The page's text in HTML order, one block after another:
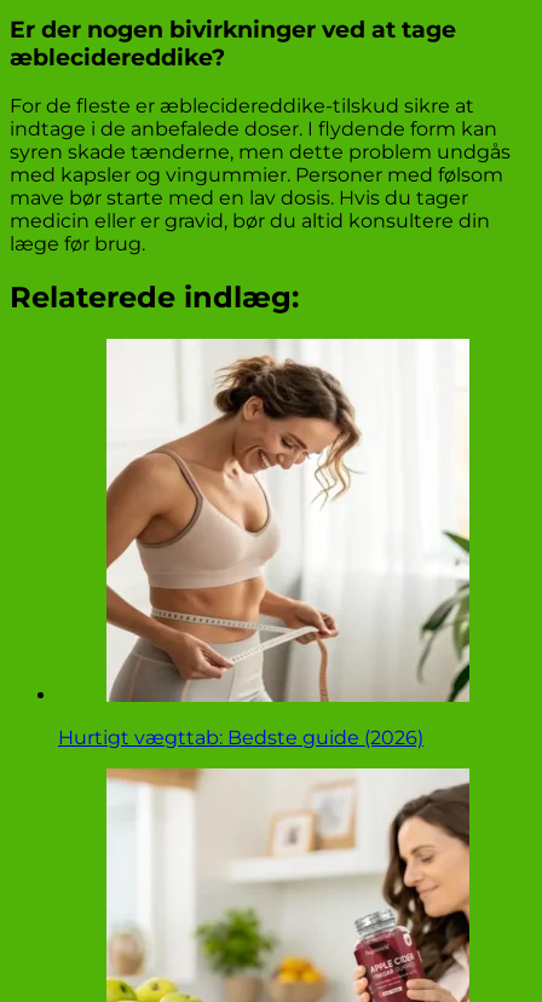
Er der nogen bivirkninger ved at tage
æblecidereddike?
For de fleste er æblecidereddike-tilskud sikre at
indtage i de anbefalede doser. I flydende form kan
syren skade tænderne, men dette problem undgås
med kapsler og vingummier. Personer med følsom
mave bør starte med en lav dosis. Hvis du tager
medicin eller er gravid, bør du altid konsultere din
læge før brug.
Relaterede indlæg:
Hurtigt vægttab: Bedste guide (2026)